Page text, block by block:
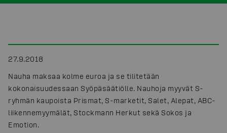
27.9.2018
Nauha maksaa kolme euroa ja se tilitetään
kokonaisuudessaan Syöpäsäätiölle. Nauhoja myyvät S-
ryhmän kaupoista Prismat, S-marketit, Salet, Alepat, ABC-
liikennemyymälät, Stockmann Herkut sekä Sokos ja
Emotion.